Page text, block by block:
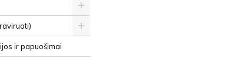
ir papuošimai